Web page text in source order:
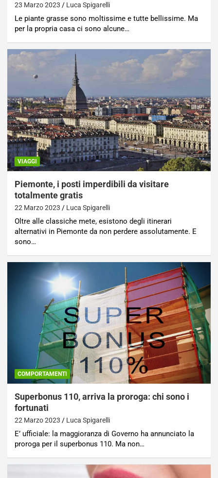
23 Marzo 2023 Luca Spigarelli
Le piante grasse sono moltissime e tutte bellissime. Ma
per la propria casa ci sono alcune…
VIAGGI
Piemonte, i posti imperdibili da visitare
totalmente gratis
22 Marzo 2023 Luca Spigarelli
Oltre alle classiche mete, esistono degli itinerari
alternativi in Piemonte da non perdere assolutamente. E
sono…
COMPORTAMENTI
Superbonus 110, arriva la proroga: chi sono i
fortunati
22 Marzo 2023 Luca Spigarelli
E’ ufficiale: la maggioranza di Governo ha annunciato la
proroga per il superbonus 110. Ma non…